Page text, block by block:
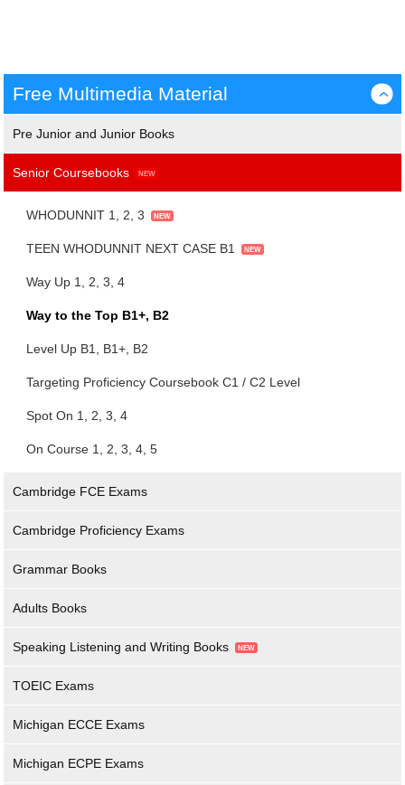
Free Multimedia Material ›
Pre Junior and Junior Books
Senior Coursebooks
WHODUNNIT 1, 2, 3
TEEN WHODUNNIT NEXT CASE B1
Way Up 1, 2, 3, 4
Way to the Top B1+, B2
Level Up B1, B1+, B2
Targeting Proficiency Coursebook C1 / C2 Level
Spot On 1, 2, 3, 4
On Course 1, 2, 3, 4, 5
Cambridge FCE Exams
Cambridge Proficiency Exams
Grammar Books
Adults Books
Speaking Listening and Writing Books
TOEIC Exams
Michigan ECCE Exams
Michigan ECPE Exams